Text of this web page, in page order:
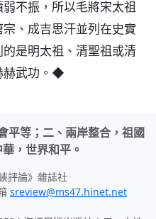
不振，所以毛將宋太祖
、成吉思汗並列在史實
是明太祖、清聖祖或清
武功。 ◆
平等；二、兩岸整合，祖國
，世界和平。
評論》雜誌社
sreview@ms47.hinet.net